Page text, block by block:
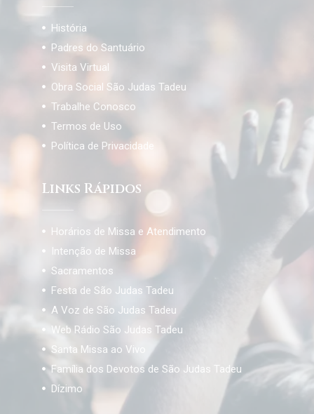
História
Padres do Santuário
Visita Virtual
Obra Social São Judas Tadeu
Trabalhe Conosco
Termos de Uso
Política de Privacidade
Links Rápidos
Horários de Missa e Atendimento
Intenção de Missa
Sacramentos
Festa de São Judas Tadeu
A Voz de São Judas Tadeu
Web Rádio São Judas Tadeu
Santa Missa ao Vivo
Família dos Devotos de São Judas Tadeu
Dízimo